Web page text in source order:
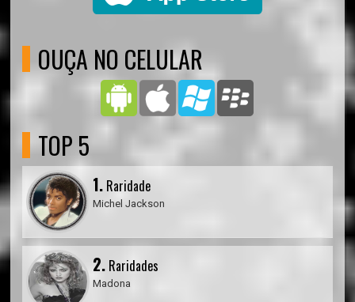
OUÇA NO CELULAR
TOP 5
1. Raridade
Michel Jackson
2. Raridades
Madona